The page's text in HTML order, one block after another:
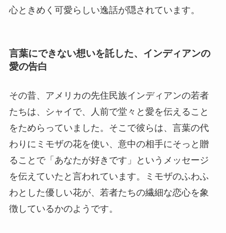
心ときめく可愛らしい逸話が隠されています。
言葉にできない想いを託した、インディアンの
愛の告白
その昔、アメリカの先住民族インディアンの若者
たちは、シャイで、人前で堂々と愛を伝えること
をためらっていました。そこで彼らは、言葉の代
わりにミモザの花を使い、意中の相手にそっと贈
ることで「あなたが好きです」というメッセージ
を伝えていたと言われています。ミモザのふわふ
わとした優しい花が、若者たちの繊細な恋心を象
徴しているかのようです。